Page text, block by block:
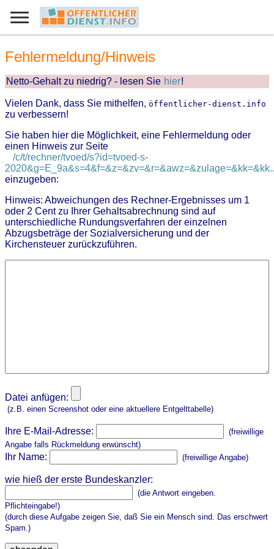
Fehlermeldung/Hinweis
Netto-Gehalt zu niedrig? - lesen Sie hier!
Vielen Dank, dass Sie mithelfen, öffentlicher-dienst.info
zu verbessern!
Sie haben hier die Möglichkeit, eine Fehlermeldung oder
einen Hinweis zur Seite
/c/t/rechner/tvoed/s?id=tvoed-s-
einzugeben:
Hinweis: Abweichungen des Rechner-Ergebnisses um 1
oder 2 Cent zu Ihrer Gehaltsabrechnung sind auf
unterschiedliche Rundungsverfahren der einzelnen
Abzugsbeträge der Sozialversicherung und der
Kirchensteuer zurückzuführen.
Datei anfügen:
(z.B. einen Screenshot oder eine aktuellere Entgelttabelle)
Ihre E-Mail-Adresse:
(freiwillige
Angabe falls Rückmeldung erwünscht)
Ihr Name: (freiwillige Angabe)
wie hieß der erste Bundeskanzler:
(die Antwort eingeben.
Pflichteingabe!)
(durch diese Aufgabe zeigen Sie, daß Sie ein Mensch sind. Das erschwert
Spam.)